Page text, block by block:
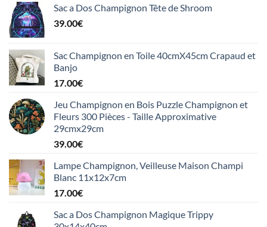
Sac a Dos Champignon Tête de Shroom
39.00€
Sac Champignon en Toile 40cmX45cm Crapaud et
Banjo
17.00€
Jeu Champignon en Bois Puzzle Champignon et
Fleurs 300 Pièces - Taille Approximative
29cmx29cm
39.00€
Lampe Champignon, Veilleuse Maison Champi
Blanc 11x12x7cm
17.00€
Sac a Dos Champignon Magique Trippy